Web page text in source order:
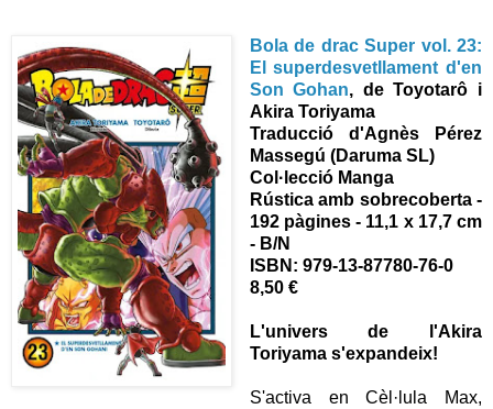
Bola de drac Super vol. 23:
El superdesvetllament d'en
Son Gohan, de Toyotarô i
Akira Toriyama
Traducció d'Agnès Pérez
Massegú (Daruma SL)
Col·lecció Manga
Rústica amb sobrecoberta -
192 pàgines - 11,1 x 17,7 cm
- B/N
ISBN: 979-13-87780-76-0
8,50 €
L'univers de l'Akira
Toriyama s'expandeix!
S'activa en Cèl·lula Max,